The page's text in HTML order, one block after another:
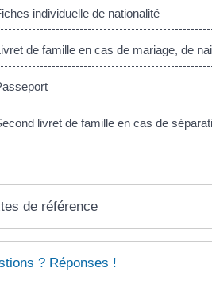
individuelle de nationalité
de famille en cas de mariage, de
livret de famille en cas de
de référence
? Réponses !